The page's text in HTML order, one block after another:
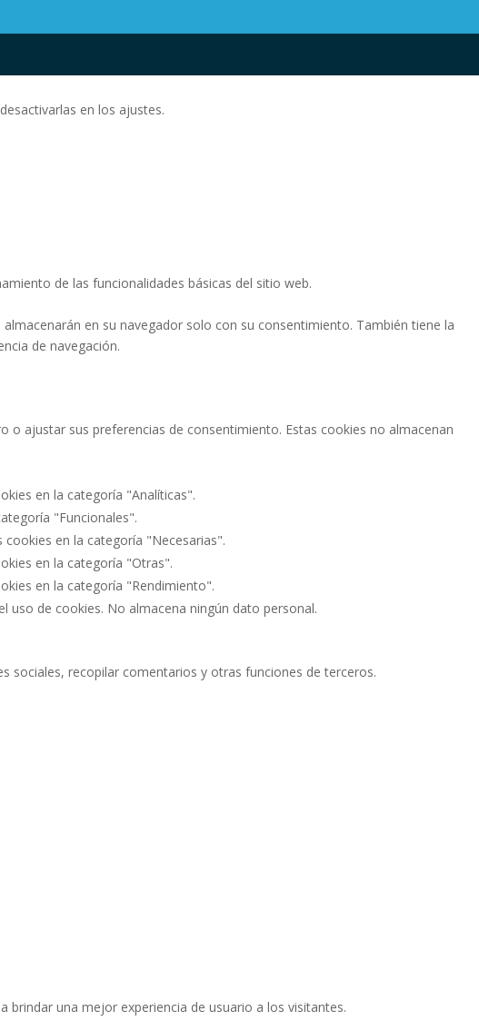
en los ajustes.
de las funcionalidades básicas del sitio web.
en su navegador solo con su consentimiento. También tiene la
de navegación.
o ajustar sus preferencias de consentimiento. Estas cookies no almacenan
en la categoría "Analíticas".
"Funcionales".
en la categoría "Necesarias".
en la categoría "Otras".
en la categoría "Rendimiento".
uso de cookies. No almacena ningún dato personal.
sociales, recopilar comentarios y otras funciones de terceros.
brindar una mejor experiencia de usuario a los visitantes.